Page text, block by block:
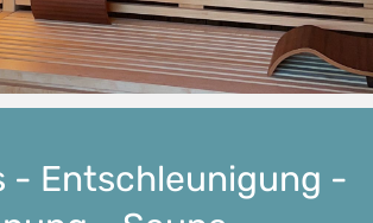
- Entschleunigung -